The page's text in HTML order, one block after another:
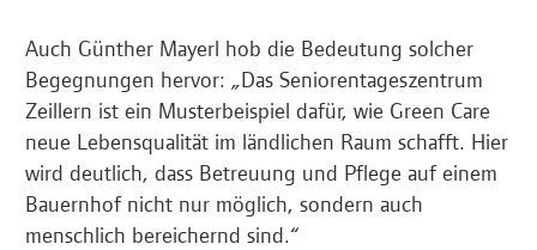
Auch Günther Mayerl hob die Bedeutung solcher
Begegnungen hervor: „Das Seniorentageszentrum
Zeillern ist ein Musterbeispiel dafür, wie Green Care
neue Lebensqualität im ländlichen Raum schafft. Hier
wird deutlich, dass Betreuung und Pflege auf einem
Bauernhof nicht nur möglich, sondern auch
menschlich bereichernd sind.“